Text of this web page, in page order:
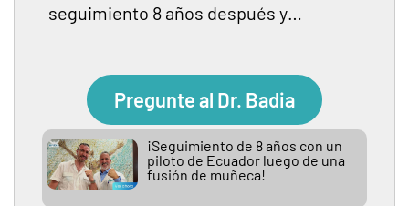
¡Seguimiento de 8 años con un
piloto de Ecuador luego de una
fusión de muñeca!
seguimiento 8 años después y…
Pregunte al Dr. Badia